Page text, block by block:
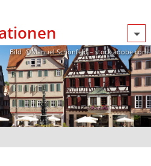
Bild: @Manuel Schönfeld – stock.adobe.com